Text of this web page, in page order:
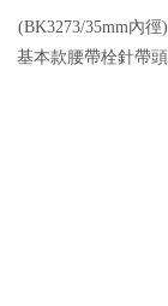
(BK3273/35mm內徑)
基本款腰帶栓針帶頭